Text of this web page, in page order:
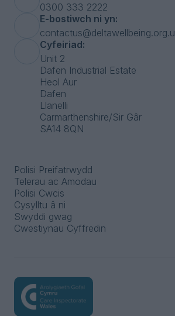
0300 333 2222
E-bostiwch ni yn:
Cyfeiriad:
Unit 2
Dafen Industrial Estate
Heol Aur
Dafen
Llanelli
Carmarthenshire/Sir Gâr
SA14 8QN
Polisi Preifatrwydd
Telerau ac Amodau
Polisi Cwcis
Cysylltu â ni
Swyddi gwag
Cwestiynau Cyffredin